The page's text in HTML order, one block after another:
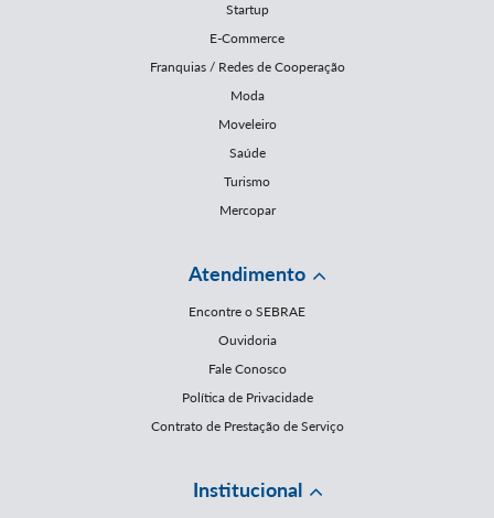
Startup
E-Commerce
Franquias / Redes de Cooperação
Moda
Moveleiro
Saúde
Turismo
Mercopar
Atendimento
Encontre o SEBRAE
Ouvidoria
Fale Conosco
Política de Privacidade
Contrato de Prestação de Serviço
Institucional